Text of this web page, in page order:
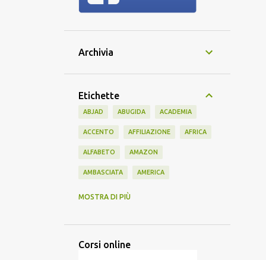
Archivia
Etichette
ABJAD ABUGIDA ACADEMIA
ACCENTO AFFILIAZIONE AFRICA
ALFABETO AMAZON
AMBASCIATA AMERICA
MOSTRA DI PIÙ
Corsi online